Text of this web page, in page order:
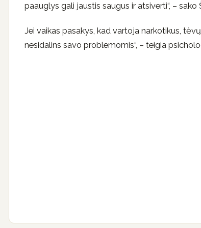
paauglys gali jaustis saugus ir atsiverti“, – sako
Jei vaikas pasakys, kad vartoja narkotikus,
nesidalins savo problemomis“, – teigia